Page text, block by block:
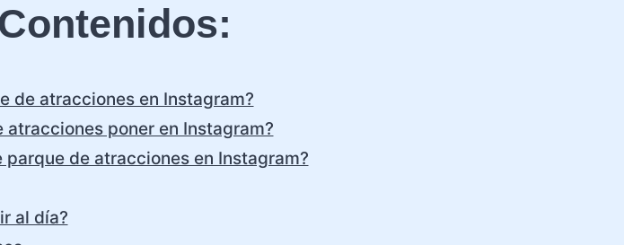
de atracciones en Instagram?
poner en Instagram?
de atracciones en Instagram?
al día?